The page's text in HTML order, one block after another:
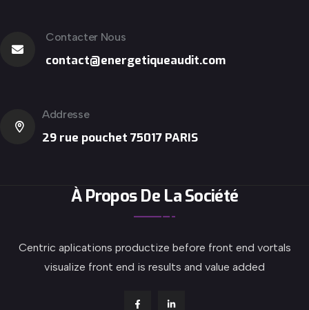
Contacter Nous
contact@energetiqueaudit.com
Addresse
29 rue pouchet 75017 PARIS
À Propos De La Société
Centric aplications productize before front end vortals
visualize front end is results and value added